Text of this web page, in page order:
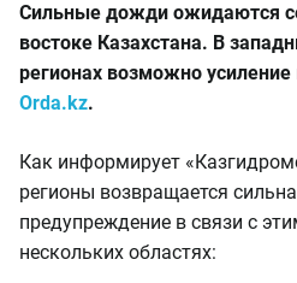
Сильные дожди ожидаются
востоке Казахстана. В
регионах возможно
Orda.kz.
Как информирует
регионы возвращается
предупреждение в связи с
нескольких областях: